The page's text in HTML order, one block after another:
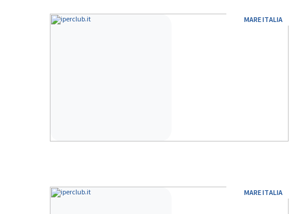
MARE ITALIA
MARE ITALIA